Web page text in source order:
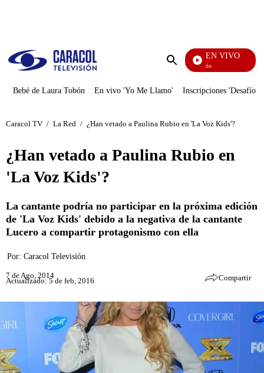
Enviar
EN VIVO
María La Del Barrio
Bebé de Laura Tobón En vivo 'Yo Me Llamo' Inscripciones 'Desafío'
Caracol TV / La Red / ¿Han vetado a Paulina Rubio en 'La Voz Kids'?
¿Han vetado a Paulina Rubio en
'La Voz Kids'?
La cantante podría no participar en la próxima edición
de 'La Voz Kids' debido a la negativa de la cantante
Lucero a compartir protagonismo con ella
Por: Caracol Televisión
7 de Ago, 2014
Actualizado: 5 de feb, 2016 Compartir